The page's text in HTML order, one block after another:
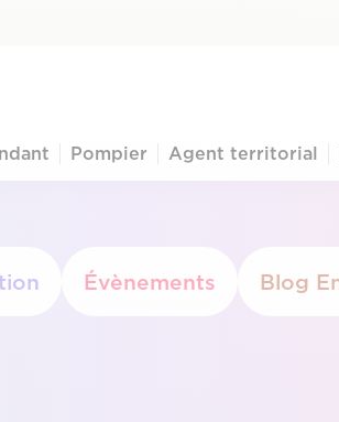
Pompier Agent territorial
Évènements Blog